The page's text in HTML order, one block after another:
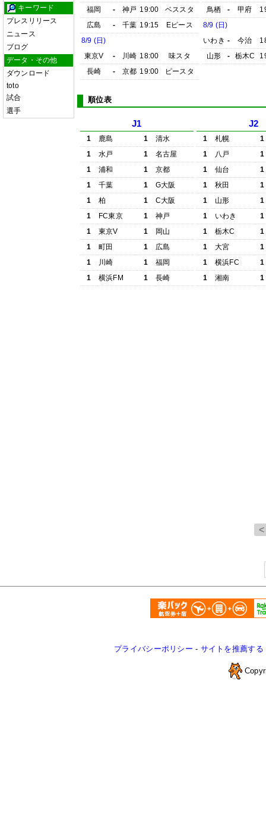
キーワード
プレスリリース
ニュース
ブログ
データ・その他
ダウンロード
toto
試合
選手
福岡
- 神戸 19:00
ベススタ
広島
- 千葉 19:15
Eピース
8/9 (日)
東京V
- 川崎 18:00
味スタ
長崎
- 京都 19:00 ピースタ
鳥栖
- 甲府
8/9 (日)
いわき - 今治
山形
- 栃木C
順位表
J1
1 鹿島 1
清水
1
水戸 1
名古屋
1
浦和 1
京都
1
千葉 1
G大阪
1
柏 1
C大阪
1
FC東京 1
神戸
1
東京V 1
岡山
1
町田 1
広島
1
川崎 1
福岡
1
横浜FM 1 長崎
J2
1 札幌
1
1
八戸
1
1
仙台
1
1
秋田
1
1
山形
1
1
いわき
1
1
栃木C
1
1
大宮
1
1
横浜FC
1
1
湘南 1
プライバシーポリシー - サイトを推薦する